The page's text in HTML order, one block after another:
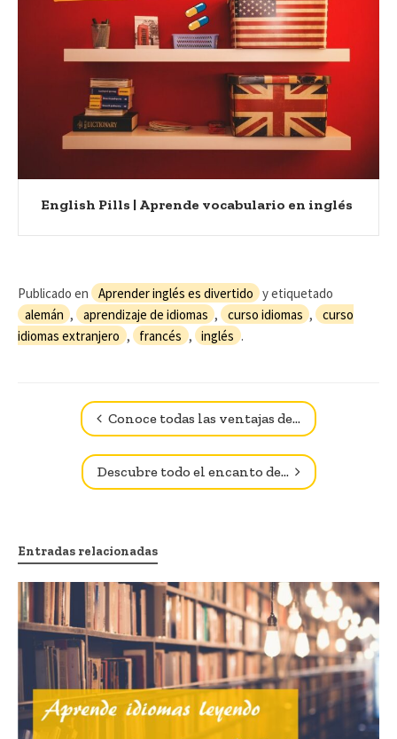
English Pills | Aprende vocabulario en inglés
Publicado en Aprender inglés es divertido y etiquetado
alemán , aprendizaje de idiomas , curso idiomas ,
curso
idiomas extranjero , francés , inglés .
Navegador de artículos
Conoce todas las ventajas de…
Descubre todo el encanto de…
Entradas relacionadas